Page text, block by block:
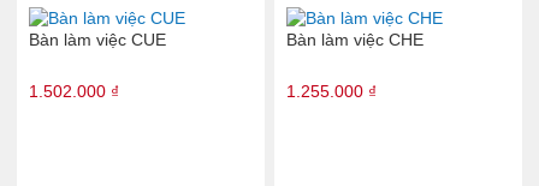
Bàn làm việc CUE
1.502.000 ₫
Bàn làm việc CHE
1.255.000 ₫